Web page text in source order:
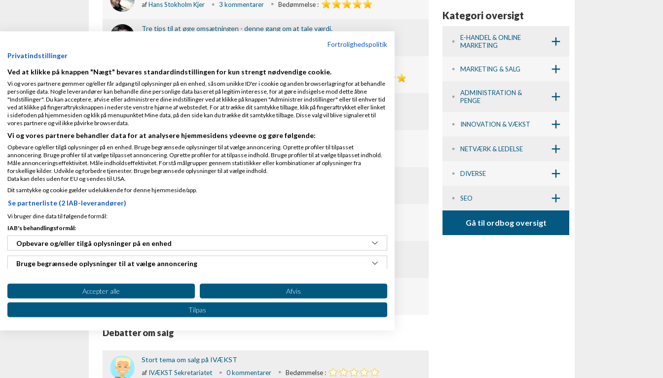
afHans Stokholm Kjer 3 kommentarer Bedømmelse :
Tre tips til at øge omsætningen - denne gang om at tale værdi.
Konkrete tips: Sådan når sælgeren sit salgsmål næste år.
afLeon Birdi 4 kommentarer Bedømmelse :
10 salgstips- & kommunikationstips
af Kim Kampp 6 kommentarer Bedømmelse :
Q3 og Q4: Here we come! Men er vi klar?
afLeon Birdi 5 kommentarer
Salg - øh... kan jeg tillade mig... at sælge...?
afHans Stokholm Kjer
Skub til kulturen. Tre elementer der booster dit salg.
afLeon Birdi 2 kommentarer Bedømmelse :
Debatter om salg
Stort tema om salg på IVÆKST
af IVÆKST Sekretariatet 0 kommentarer Bedømmelse :
Kategori oversigt
E-HANDEL & ONLINE
MARKETING
+
MARKETING & SALG +
ADMINISTRATION &
PENGE
+
INNOVATION & VÆKST +
NETVÆRK & LEDELSE +
DIVERSE +
SEO +
Gå til ordbog oversigt
Fortrolighedspolitik
Privatindstillinger
Ved at klikke på knappen "Nægt" bevares standardindstillingen for kun strengt nødvendige cookie.
Vi og vores partnere gemmer og/eller får adgang til oplysninger på en enhed, såsom unikke ID'er i cookie og anden browserlagring for at behandle
personlige data. Nogle leverandører kan behandle dine personlige data baseret på legitim interesse, for at gøre indsigelse mod dette åbne
"Indstillinger". Du kan acceptere, afvise eller administrere dine indstillinger ved at klikke på knappen "Administrer indstillinger" eller til enhver tid
ved at klikke på fingeraftryksknappen i nederste venstre hjørne af webstedet. For at trække dit samtykke tilbage, klik på fingeraftrykket eller linket
i sidefoden på hjemmesiden og klik på menupunktet Mine data, på den side kan du trække dit samtykke tilbage. Disse valg vil blive signaleret til
vores partnere og vil ikke påvirke browserdata.
Vi og vores partnere behandler data for at analysere hjemmesidens ydeevne og gøre følgende:
Opbevare og/eller tilgå oplysninger på en enhed. Bruge begrænsede oplysninger til at vælge annoncering. Oprette profiler til tilpasset
annoncering. Bruge profiler til at vælge tilpasset annoncering. Oprette profiler for at tilpasse indhold. Bruge profiler til at vælge tilpasset indhold.
Måle annonceringseffektivitet. Måle indholdseffektivitet. Forstå målgrupper gennem statistikker eller kombinationer af oplysninger fra
forskellige kilder. Udvikle og forbedre tjenester. Bruge begrænsede oplysninger til at vælge indhold.
Data kan deles uden for EU og sendes til USA.
Dit samtykke og cookie gælder udelukkende for denne hjemmeside/app.
Se partnerliste (2 IAB-leverandører)
Vi bruger dine data til følgende formål:
IAB's behandlingsformål:
Opbevare og/eller tilgå oplysninger på en enhed
Bruge begrænsede oplysninger til at vælge annoncering
Oprette profiler til tilpasset annoncering
Bruge profiler til at vælge tilpasset annoncering
Måle annonceringseffektivitet
Accepter alle Afvis
Tilpas